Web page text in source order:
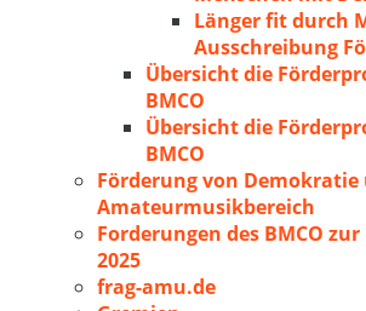
Länger fit durch
Ausschreibung
Übersicht die
BMCO
Übersicht die
BMCO
Förderung von
Amateurmusikbereich
Forderungen des BMCO
2025
frag-amu.de